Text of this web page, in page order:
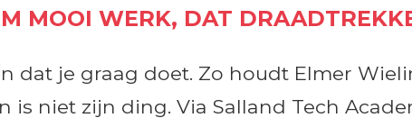
MOOI WERK, DAT
dat je graag doet. Zo houdt Elmer
is niet zijn ding. Via Salland Tech